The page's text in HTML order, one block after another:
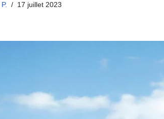
17 juillet 2023